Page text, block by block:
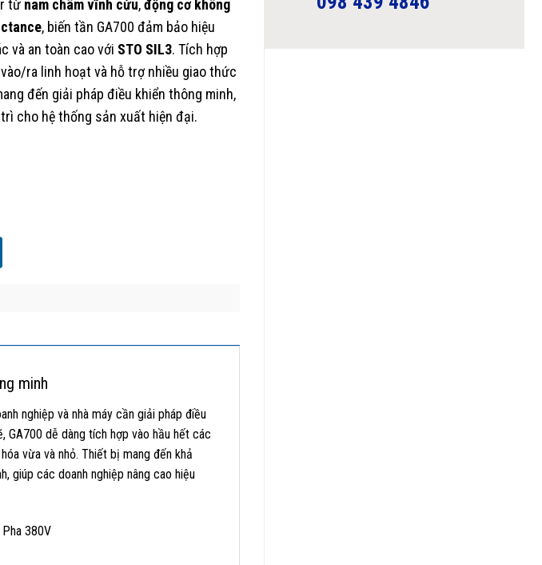
từ nam châm vĩnh cửu,động cơ không
, biến tần GA700 đảm bảo hiệu
và an toàn cao với STO SIL3. Tích hợp
ra linh hoạt và hỗ trợ nhiều giao thức
đến giải pháp điều khiển thông minh,
cho hệ thống sản xuất hiện đại.
minh
nghiệp và nhà máy cần giải pháp điều
GA700 dễ dàng tích hợp vào hầu hết các
vừa và nhỏ. Thiết bị mang đến khả
giúp các doanh nghiệp nâng cao hiệu